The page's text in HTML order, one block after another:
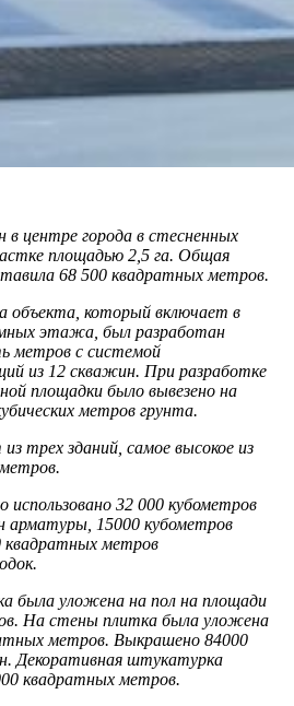
в центре города в стесненных
площадью 2,5 га. Общая
68 500 квадратных метров.
объекта, который включает в
этажа, был разработан
метров с системой
из 12 скважин. При разработке
площадки было вывезено на
метров грунта.
трех зданий, самое высокое из
32 000 кубометров
15000 кубометров
квадратных метров
была уложена на пол на площади
На стены плитка была уложена
метров. Выкрашено 84000
Декоративная штукатурка
квадратных метров.